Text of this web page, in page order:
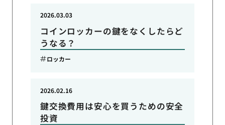
コインロッカーの鍵をなくしたらど
うなる？
2026.03.03
ロッカー
鍵交換費用は安心を買うための安全
投資
2026.02.16